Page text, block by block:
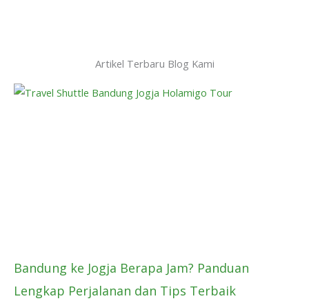
Artikel Terbaru Blog Kami
Bandung ke Jogja Berapa Jam? Panduan
Lengkap Perjalanan dan Tips Terbaik